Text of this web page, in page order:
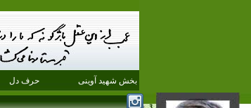
بخش شهید آوینی حرف دل